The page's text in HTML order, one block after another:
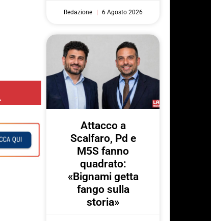
Redazione 6 Agosto 2026
Attacco a
Scalfaro, Pd e
M5S fanno
quadrato:
«Bignami getta
fango sulla
storia»